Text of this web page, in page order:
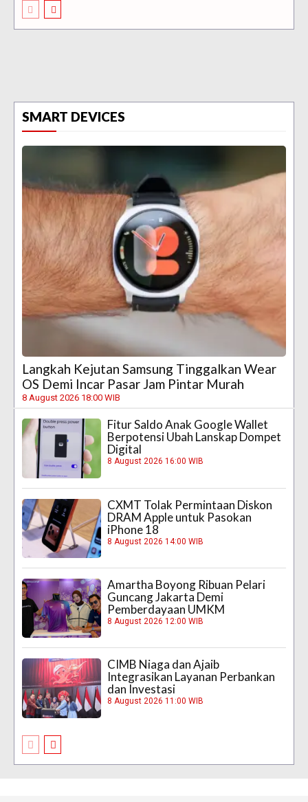
SMART DEVICES
Langkah Kejutan Samsung Tinggalkan Wear
OS Demi Incar Pasar Jam Pintar Murah
8 August 2026 18:00 WIB
Fitur Saldo Anak Google Wallet
Berpotensi Ubah Lanskap Dompet
Digital
8 August 2026 16:00 WIB
CXMT Tolak Permintaan Diskon
DRAM Apple untuk Pasokan
iPhone 18
8 August 2026 14:00 WIB
Amartha Boyong Ribuan Pelari
Guncang Jakarta Demi
Pemberdayaan UMKM
8 August 2026 12:00 WIB
CIMB Niaga dan Ajaib
Integrasikan Layanan Perbankan
dan Investasi
8 August 2026 11:00 WIB